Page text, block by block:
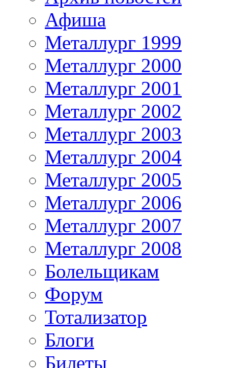
Афиша
Металлург 1999
Металлург 2000
Металлург 2001
Металлург 2002
Металлург 2003
Металлург 2004
Металлург 2005
Металлург 2006
Металлург 2007
Металлург 2008
Болельщикам
Форум
Тотализатор
Блоги
Билеты